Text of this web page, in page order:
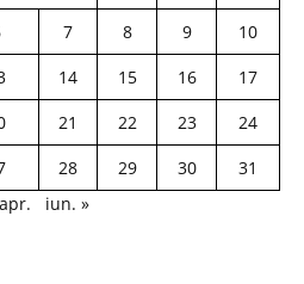
7 8 9
10
14 15 16
17
21 22 23
24
28 29 30
31
iun. »